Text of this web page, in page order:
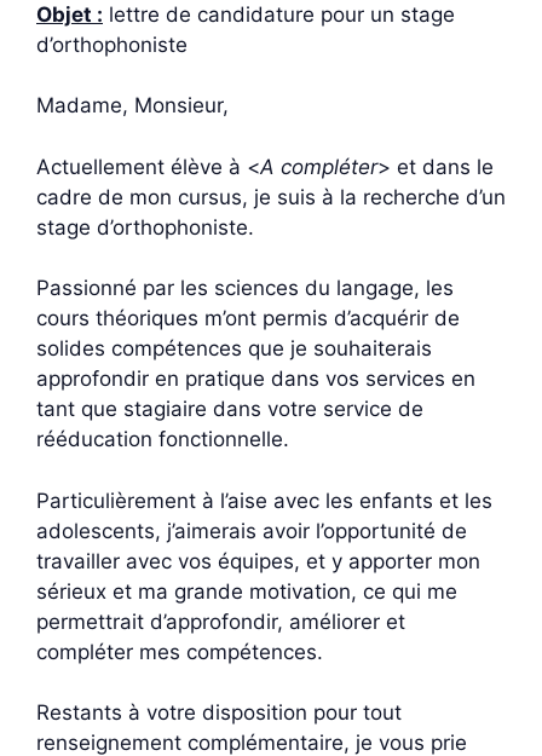
Objet : lettre de candidature pour un stage
d’orthophoniste
Madame, Monsieur,
Actuellement élève à <A compléter> et dans le
cadre de mon cursus, je suis à la recherche d’un
stage d’orthophoniste.
Passionné par les sciences du langage, les
cours théoriques m’ont permis d’acquérir de
solides compétences que je souhaiterais
approfondir en pratique dans vos services en
tant que stagiaire dans votre service de
rééducation fonctionnelle.
Particulièrement à l’aise avec les enfants et les
adolescents, j’aimerais avoir l’opportunité de
travailler avec vos équipes, et y apporter mon
sérieux et ma grande motivation, ce qui me
permettrait d’approfondir, améliorer et
compléter mes compétences.
Restants à votre disposition pour tout
renseignement complémentaire, je vous prie